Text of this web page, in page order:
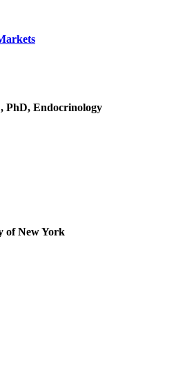
PhD, Endocrinology
of New York